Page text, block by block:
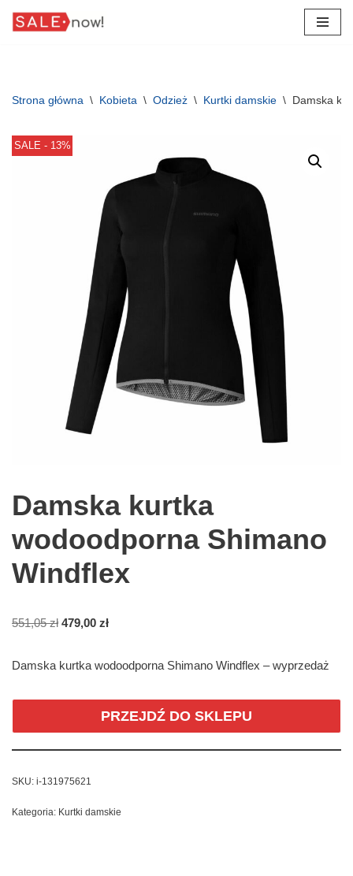
Strona główna \ Kobieta \ Odzież \ Kurtki damskie \ Damska
SALE - 13%
Damska kurtka
wodoodporna Shimano
Windflex
551,05zł 479,00 zł
Damska kurtka wodoodporna Shimano Windflex – wyprzedaż
PRZEJDŹ DO SKLEPU
SKU: i-131975621
Kategoria: Kurtki damskie